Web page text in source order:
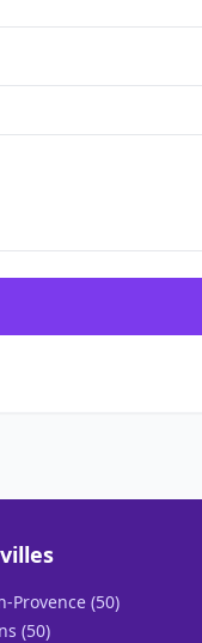
Provence (50)
(50)